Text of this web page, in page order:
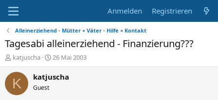
Anmelden Registrieren
Alleinerziehend - Mütter + Väter - Hilfe + Kontakt
Tagesabi alleinerziehend - Finanzierung???
E
r
s
katjuscha
E
r
s
26 Mai 2003
K katjuscha
Guest